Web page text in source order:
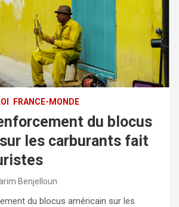
FRANCE-MONDE
du blocus
les carburants fait
Benjelloun
du blocus américain sur les